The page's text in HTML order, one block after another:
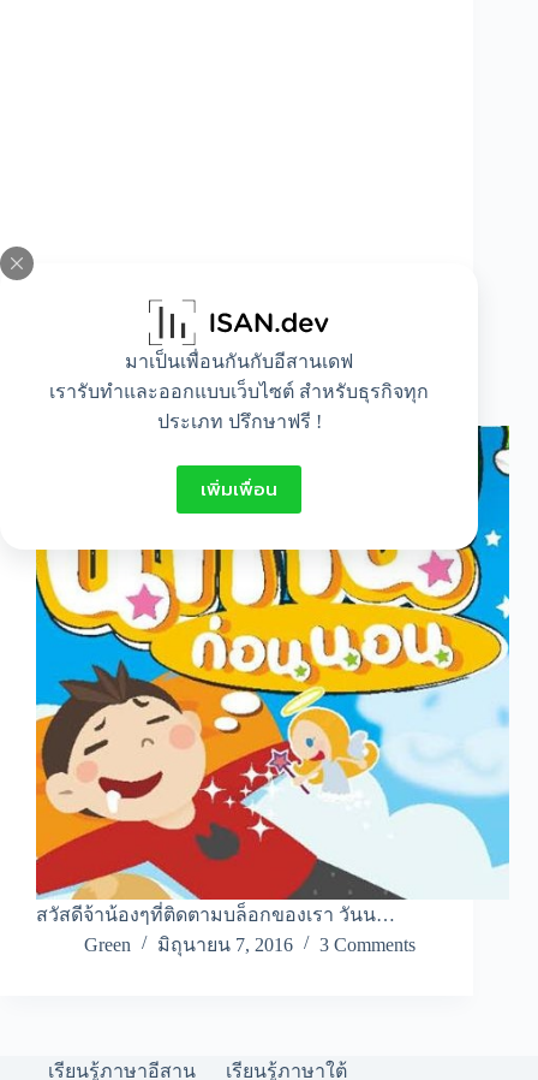
มาเป็นเพื่อนกันกับอีสานเดฟ
เรารับทำและออกแบบเว็บไซต์ สำหรับธุรกิจทุก
ประเภท ปรึกษาฟรี !
เพิ่มเพื่อน
นิทานก่อนนอน สั้นๆ สำหรับเด็ก พร้อมภาพ
ประกอบ
สวัสดีจ้าน้องๆที่ติดตามบล็อกของเรา วันน…
Green
มิถุนายน 7, 2016 3 Comments
เรียนรู้ภาษาอีสาน เรียนรู้ภาษาใต้